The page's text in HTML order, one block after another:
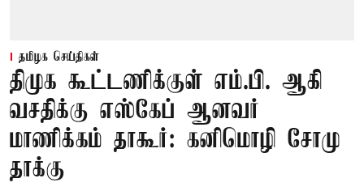
தமிழக செய்திகள்
திமுக கூட்டணிக்குள் எம்.பி. ஆகி
வசதிக்கு எஸ்கேப் ஆனவர்
மாணிக்கம் தாகூர்: கனிமொழி சோமு
தாக்கு